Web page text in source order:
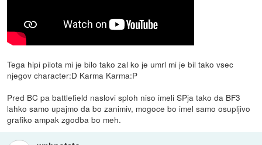
Tega hipi pilota mi je bilo tako zal ko je umrl mi je bil tako vsec
njegov character:D Karma Karma:P
Pred BC pa battlefield naslovi sploh niso imeli SPja tako da BF3
lahko samo upajmo da bo zanimiv, mogoce bo imel samo osupljivo
grafiko ampak zgodba bo meh.